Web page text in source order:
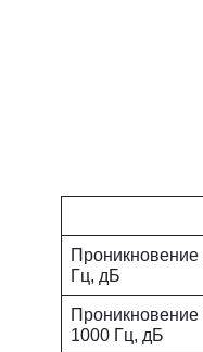
Проникновение
Гц, дБ
Проникновение
1000 Гц, дБ